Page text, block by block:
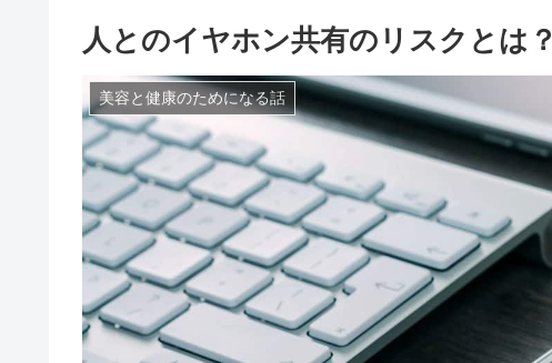
人とのイヤホン共有のリスクとは？
美容と健康のためになる話